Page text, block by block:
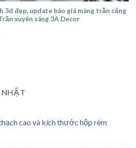
3d đẹp, update báo giá màng trần căng
xuyên sáng 3A Decor
cao và kích thước hộp rèm